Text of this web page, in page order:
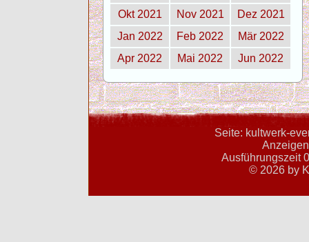
Okt 2021
Nov 2021
Dez 2021
Jan 2022
Feb 2022
Mär 2022
Apr 2022
Mai 2022 Jun 2022
Seite: kultwerk-
Ausführungszeit
© 2026 by